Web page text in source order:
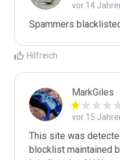
vor 14
Spammers
Hilfreich
MarkGiles
vor 15
This site was
blocklist maintained